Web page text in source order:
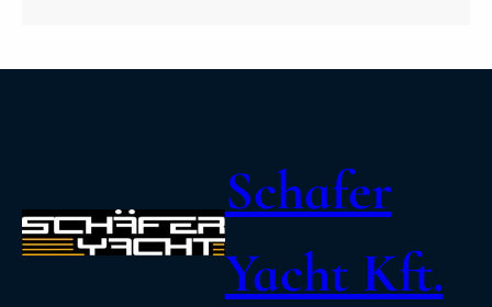
Schafer
Yacht Kft.